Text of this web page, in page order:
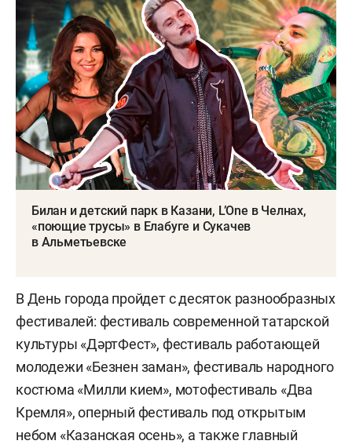
Билан и детский парк в Казани, L’One в Челнах,
«поющие трусы» в Елабуге и Сукачев
в Альметьевске
В День города пройдет с десяток разнообразных
фестивалей: фестиваль современной татарской
культуры «ДәртФест», фестиваль работающей
молодежи «Безнен заман», фестиваль народного
костюма «Милли кием», мотофестиваль «Два
Кремля», оперный фестиваль под открытым
небом «Казанская осень», а также главный